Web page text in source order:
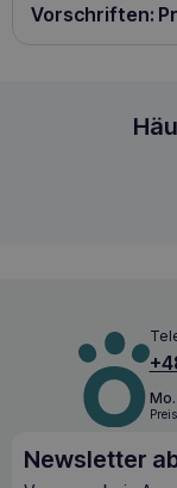
Zutaten: Huhn
Vorschriften:
GIMDOG
Newsletter